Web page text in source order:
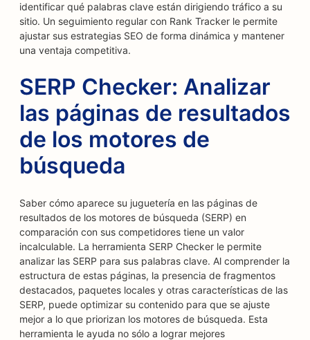
identificar qué palabras clave están dirigiendo tráfico a su
sitio. Un seguimiento regular con Rank Tracker le permite
ajustar sus estrategias SEO de forma dinámica y mantener
una ventaja competitiva.
SERP Checker: Analizar
las páginas de resultados
de los motores de
búsqueda
Saber cómo aparece su juguetería en las páginas de
resultados de los motores de búsqueda (SERP) en
comparación con sus competidores tiene un valor
incalculable. La herramienta SERP Checker le permite
analizar las SERP para sus palabras clave. Al comprender la
estructura de estas páginas, la presencia de fragmentos
destacados, paquetes locales y otras características de las
SERP, puede optimizar su contenido para que se ajuste
mejor a lo que priorizan los motores de búsqueda. Esta
herramienta le ayuda no sólo a lograr mejores